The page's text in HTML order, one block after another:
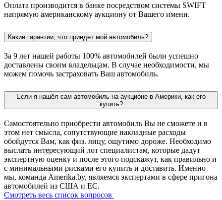
Оплата производится в банке посредством системы SWIFT
напрямую американскому аукциону от Вашего имени.
Какие гарантии, что приедет мой автомобиль?
За 9 лет нашей работы 100% автомобилей были успешно
доставлены своим владельцам. В случае необходимости, мы
можем помочь застраховать Ваш автомобиль.
Если я нашёл сам автомобиль на аукционе в Америки, как его
купить?
Самостоятельно приобрести автомобиль Вы не сможете и в
этом нет смысла, сопутствующие накладные расходы
обойдутся Вам, как физ. лицу, ощутимо дороже. Необходимо
выслать интересующий лот специалистам, которые дадут
экспертную оценку и после этого подскажут, как правильно и
с минимальными рисками его купить и доставить. Именно
мы, команда Amerika.by, являемся экспертами в сфере пригона
автомобилей из США и ЕС.
Смотреть весь список вопросов